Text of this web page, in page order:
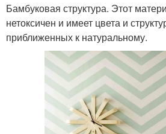
Бамбуковая структура. Этот
нетоксичен и имеет цвета и
приближенных к натуральному.